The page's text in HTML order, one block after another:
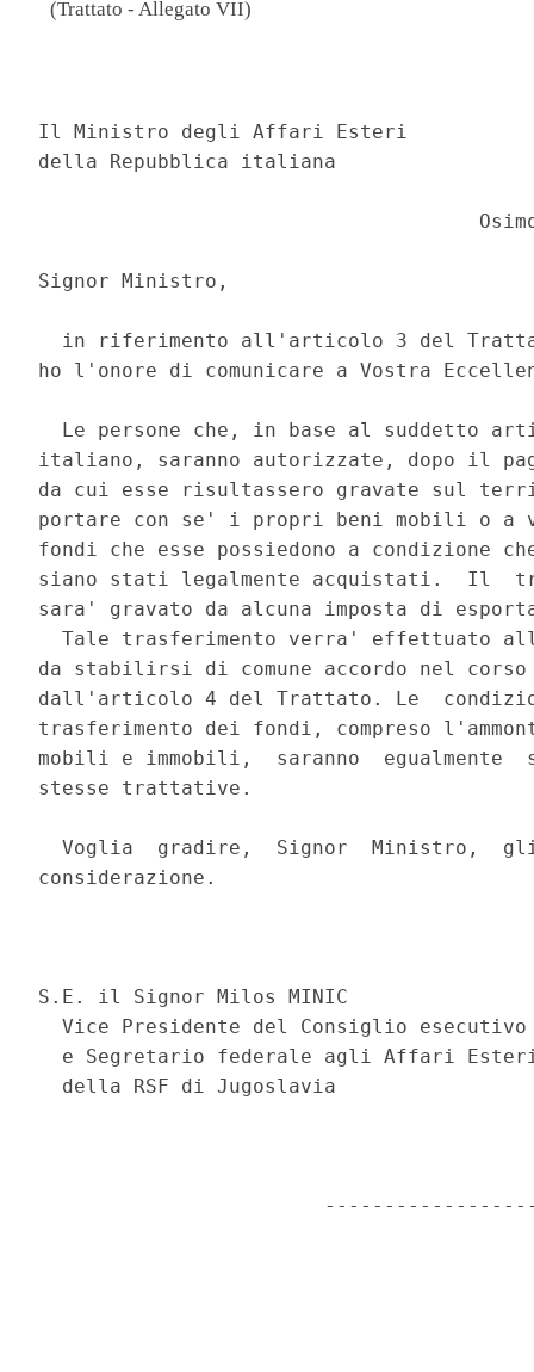
(Trattato - Allegato VII)
Il Ministro degli Affari Esteri
della Repubblica italiana
Signor Ministro,
in riferimento all'articolo 3 del
ho l'onore di comunicare a Vostra
Le persone che, in base al suddetto
italiano, saranno autorizzate, dopo il
da cui esse risultassero gravate sul
portare con se' i propri beni mobili o
fondi che esse possiedono a
siano stati legalmente acquistati.  Il
sara' gravato da alcuna imposta di
Tale trasferimento verra' effettuato
da stabilirsi di comune accordo nel
dall'articolo 4 del Trattato. Le
trasferimento dei fondi, compreso
mobili e immobili,  saranno
stesse trattative.
Voglia  gradire,  Signor  Ministro,
considerazione.
S.E. il Signor Milos MINIC
Vice Presidente del Consiglio
e Segretario federale agli Affari
  della RSF di Jugoslavia